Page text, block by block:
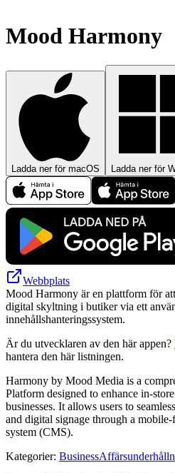
Mood Harmony
Ladda ner för macOS Ladda ner för
Webbplats
Mood Harmony är en plattform för
digital skyltning i butiker via ett
innehållshanteringssystem.
Är du utvecklaren av den här appen?
hantera den här listningen.
Harmony by Mood Media is a
Platform designed to enhance in-
businesses. It allows users to
and digital signage through a
system (CMS).
Kategorier: Business